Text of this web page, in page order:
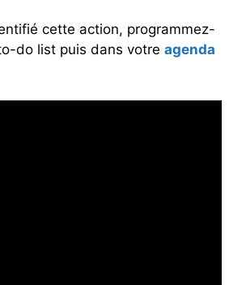
cette action, programmez-
do list puis dans votre agenda